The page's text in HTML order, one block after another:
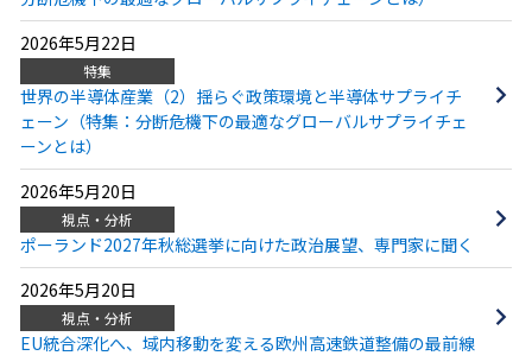
2026年5月22日
特集
世界の半導体産業（2）揺らぐ政策環境と半導体サプライチ
ェーン（特集：分断危機下の最適なグローバルサプライチェ
ーンとは）
2026年5月20日
視点・分析
ポーランド2027年秋総選挙に向けた政治展望、専門家に聞く
2026年5月20日
視点・分析
EU統合深化へ、域内移動を変える欧州高速鉄道整備の最前線